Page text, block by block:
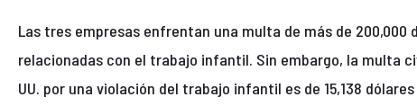
Las tres empresas enfrentan una multa de más de 200,000
relacionadas con el trabajo infantil. Sin embargo, la multa
UU. por una violación del trabajo infantil es de 15,138